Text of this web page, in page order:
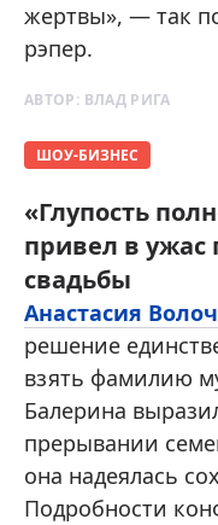
жертвы», — так
рэпер.
АВТОР: ВЛАД РИГА
ШОУ-БИЗНЕС
«Глупость
привел в ужас
свадьбы
Анастасия
решение
взять фамилию
Балерина
прерывании
она надеялась
Подробности